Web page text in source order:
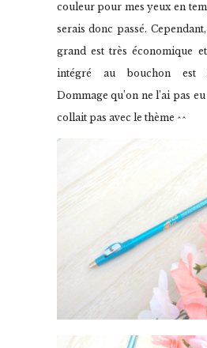
couleur pour mes yeux en
serais donc passé.
grand est très économique
intégré au bouchon
Dommage qu’on ne l’ai pas
collait pas avec le thème ^^